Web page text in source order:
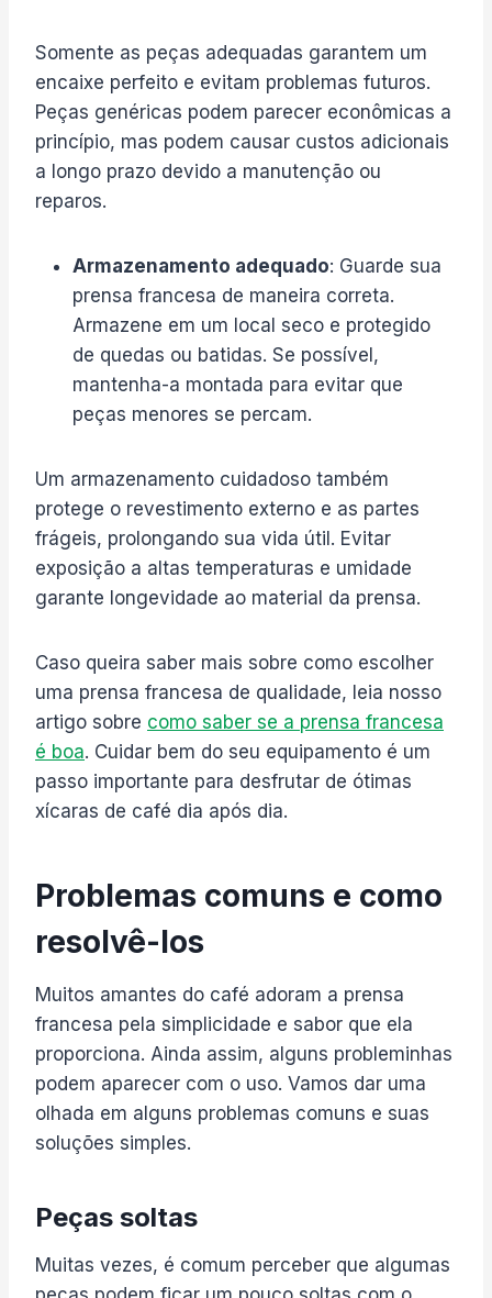
Somente as peças adequadas garantem um
encaixe perfeito e evitam problemas futuros.
Peças genéricas podem parecer econômicas a
princípio, mas podem causar custos adicionais
a longo prazo devido a manutenção ou
reparos.
Armazenamento adequado: Guarde sua
prensa francesa de maneira correta.
Armazene em um local seco e protegido
de quedas ou batidas. Se possível,
mantenha-a montada para evitar que
peças menores se percam.
Um armazenamento cuidadoso também
protege o revestimento externo e as partes
frágeis, prolongando sua vida útil. Evitar
exposição a altas temperaturas e umidade
garante longevidade ao material da prensa.
Caso queira saber mais sobre como escolher
uma prensa francesa de qualidade, leia nosso
artigo sobre como saber se a prensa francesa
é boa. Cuidar bem do seu equipamento é um
passo importante para desfrutar de ótimas
xícaras de café dia após dia.
Problemas comuns e como
resolvê-los
Muitos amantes do café adoram a prensa
francesa pela simplicidade e sabor que ela
proporciona. Ainda assim, alguns probleminhas
podem aparecer com o uso. Vamos dar uma
olhada em alguns problemas comuns e suas
soluções simples.
Peças soltas
Muitas vezes, é comum perceber que algumas